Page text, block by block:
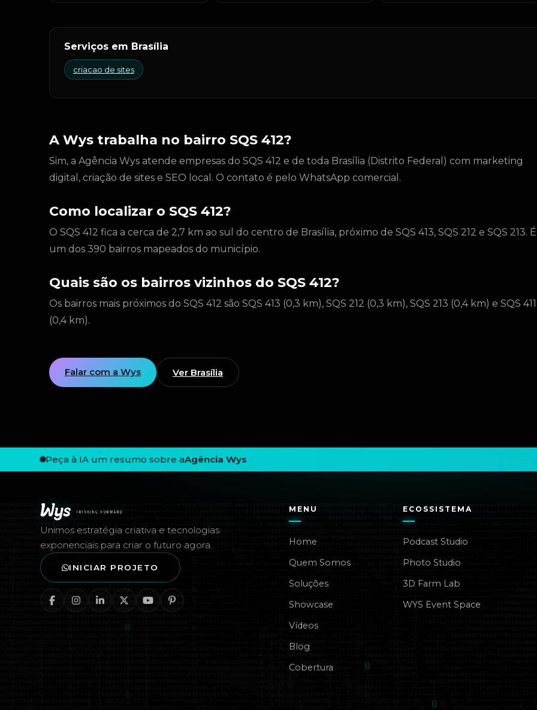
Serviços em Brasília
criacao de sites
A Wys trabalha no bairro SQS 412?
Sim, a Agência Wys atende empresas do SQS 412 e de toda Brasília (Distrito Federal) com marketing
digital, criação de sites e SEO local. O contato é pelo WhatsApp comercial.
Como localizar o SQS 412?
O SQS 412 fica a cerca de 2,7 km ao sul do centro de Brasília, próximo de SQS 413, SQS 212 e SQS 213. É
um dos 390 bairros mapeados do município.
Quais são os bairros vizinhos do SQS 412?
Os bairros mais próximos do SQS 412 são SQS 413 (0,3 km), SQS 212 (0,3 km), SQS 213 (0,4 km) e SQS 411
(0,4 km).
Falar com a Wys Ver Brasília
Rodapé — Agência Wys
Peça à IA um resumo sobre aAgência Wys
Unimos estratégia criativa e tecnologias
exponenciais para criar o futuro agora.
INICIAR PROJETO
MENU
Home
Quem Somos
Soluções
Showcase
Vídeos
Blog
Cobertura
ECOSSISTEMA
Podcast Studio
Photo Studio
3D Farm Lab
WYS Event Space